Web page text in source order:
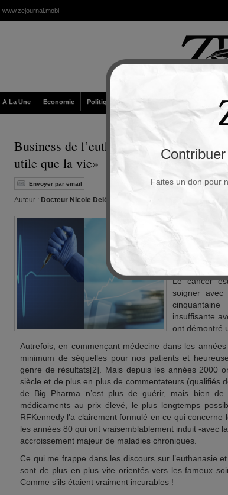
www.zejournal.mobi
A La Une Economie Politique / Géopolitique
Business de l’euthanasie : «Quand la
utile que la vie»
Envoyer par email
Auteur : Docteur Nicole Delépine
Ni
sécurité
Des
Le cancer
soigner avec
insuffisante
ont démontré
Autrefois, en commençant médecine dans les
minimum de séquelles pour nos patients et
genre de résultats[2]. Mais depuis les années 2000
siècle et de plus en plus de commentateurs (qualifiés
de Big Pharma n’est plus de guérir, mais bien
médicaments au prix élevé, le plus longtemps
RFKennedy l’a clairement formulé en ce qui
les années 80 qui ont vraisemblablement induit -avec
accroissement majeur de maladies chroniques.
Ce qui me frappe dans les discours sur l’euthanasie
sont de plus en plus vite orientés vers les fameux
Comme s’ils étaient vraiment incurables !
Faites un don pour